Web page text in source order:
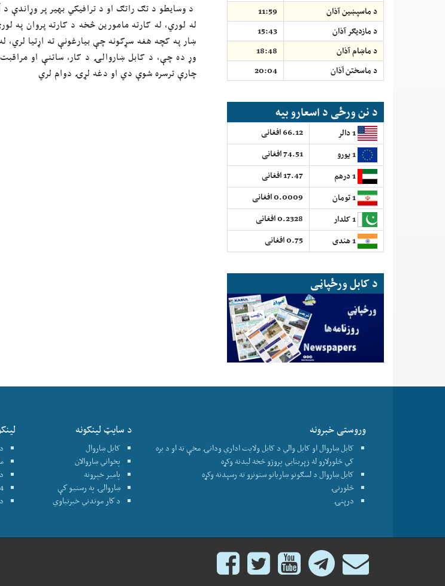
د ماسپښين آذان
11:59
د مازديګر آذان
15:43
د ماښام آذان
18:48
د ماسختن اَذان
20:04
د نن ورځی د اسعارو بیه
66.12 افغانی
74.51 افغانی
17.47 افغانی
0.0009 افغانی
0.2328 افغانی
0.75 افغانی
د کابل ورځپاڼی
د وسایطو د تګ راتګ او د ترافیکي بهیر پر وړاندې
له لوري، له کارته مامورین څخه د کارته پروان په
ښار په کچه هغه سړکونه چې بیارغونې ته اړتیا
وړ ده چې، د کابل ښاروالۍ د کار، ساتنې او
چارې ترسره شوې دي او دغه لړۍ دوام لري
وروستی خبرونه
کابل ښاروال او کابل والي د کابل ولایت اداري ودانۍ مخې ته او د بره
کي څلورلارو له زېربنايي پروژو څخه لیدنه وکړه
کابل ښاروال د لسګونو ښاریانو ستونزو ته رسېدنه وکړه
څلورنۍ
درېنۍ
د سایټ لینکونه
کابل ښاروال
پخواني ښاروالان
پامير خپرونه
ښاروالۍ په رسنيو كې
د كار موندني خبرتياوي
4- د كرني، اوبو لګولو او مالداری وزارت